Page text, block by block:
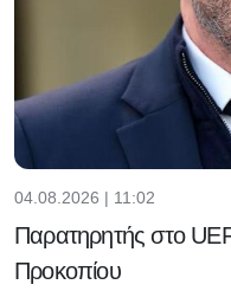
04.08.2026 | 11:02
Παρατηρητής στο
Προκοπίου